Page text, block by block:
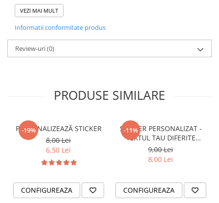
STICKERE PERSONALIZATE
STICKERE PRAGURI
STICKERE PRINTATE
STICKERE PERSONALIZATE
ECHIPAMENT DE LUCRU
PERSONALIZAT
TRICOURI PERSONALIZATE
TRICOURI MĂRCI AUTO
- Pentru stickere personalizate si pentru a vizualiza
VEZI MAI MULT
Informatii conformitate produs
Review-uri(0)
PRODUSE SIMILARE
-19%
PERSONALIZEAZĂ STICKER
8,00 Lei
6,50 Lei
CONFIGUREAZA
-11%
STICKER PERSONALIZAT -
TEXTUL TAU DIFERITE
FONTURI
9,00 Lei
8,00 Lei
CONFIGUREAZA